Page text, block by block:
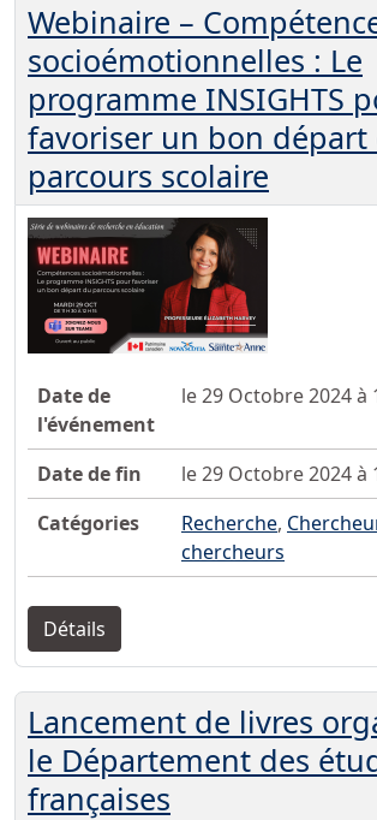
Webinaire –
socioémotionnelles : Le
programme INSIGHTS
favoriser un bon départ
parcours scolaire
Date de
l'événement
le 29 Octobre 2024 à
Date de fin
le 29 Octobre 2024 à
Catégories
Recherche,
chercheurs
Détails
Lancement de livres
le Département des
françaises